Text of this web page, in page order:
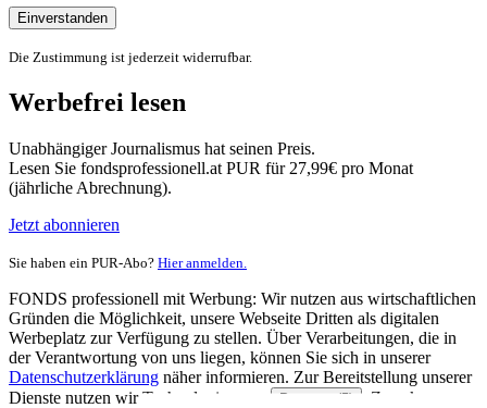
Einverstanden
Die Zustimmung ist jederzeit widerrufbar.
Werbefrei lesen
Unabhängiger Journalismus hat seinen Preis.
Lesen Sie fondsprofessionell.at PUR für 27,99€ pro Monat
(jährliche Abrechnung).
Jetzt abonnieren
Sie haben ein PUR-Abo? Hier anmelden.
FONDS professionell mit Werbung: Wir nutzen aus wirtschaftlichen
Gründen die Möglichkeit, unsere Webseite Dritten als digitalen
Werbeplatz zur Verfügung zu stellen. Über Verarbeitungen, die in
der Verantwortung von uns liegen, können Sie sich in unserer
Datenschutzerklärung näher informieren. Zur Bereitstellung unserer
Dienste nutzen wir Technologien von
Partnern (5)
. Zwecke: